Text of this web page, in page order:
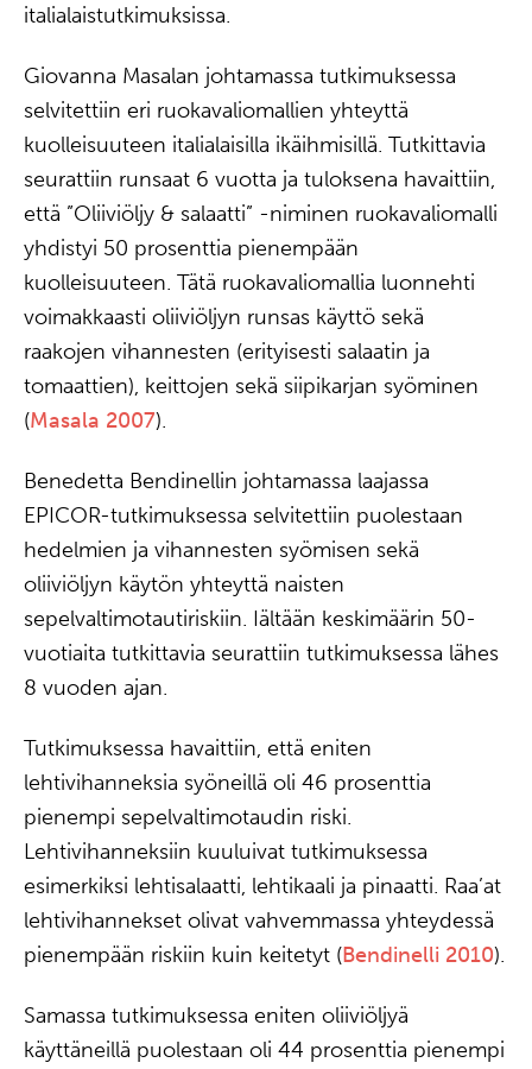
italialaistutkimuksissa.
Giovanna Masalan johtamassa tutkimuksessa
selvitettiin eri ruokavaliomallien yhteyttä
kuolleisuuteen italialaisilla ikäihmisillä. Tutkittavia
seurattiin runsaat 6 vuotta ja tuloksena havaittiin,
että ”Oliiviöljy & salaatti” -niminen ruokavaliomalli
yhdistyi 50 prosenttia pienempään
kuolleisuuteen. Tätä ruokavaliomallia luonnehti
voimakkaasti oliiviöljyn runsas käyttö sekä
raakojen vihannesten (erityisesti salaatin ja
tomaattien), keittojen sekä siipikarjan syöminen
(Masala 2007).
Benedetta Bendinellin johtamassa laajassa
EPICOR-tutkimuksessa selvitettiin puolestaan
hedelmien ja vihannesten syömisen sekä
oliiviöljyn käytön yhteyttä naisten
sepelvaltimotautiriskiin. Iältään keskimäärin 50-
vuotiaita tutkittavia seurattiin tutkimuksessa lähes
8 vuoden ajan.
Tutkimuksessa havaittiin, että eniten
lehtivihanneksia syöneillä oli 46 prosenttia
pienempi sepelvaltimotaudin riski.
Lehtivihanneksiin kuuluivat tutkimuksessa
esimerkiksi lehtisalaatti, lehtikaali ja pinaatti. Raa’at
lehtivihannekset olivat vahvemmassa yhteydessä
pienempään riskiin kuin keitetyt (Bendinelli 2010).
Samassa tutkimuksessa eniten oliiviöljyä
käyttäneillä puolestaan oli 44 prosenttia pienempi